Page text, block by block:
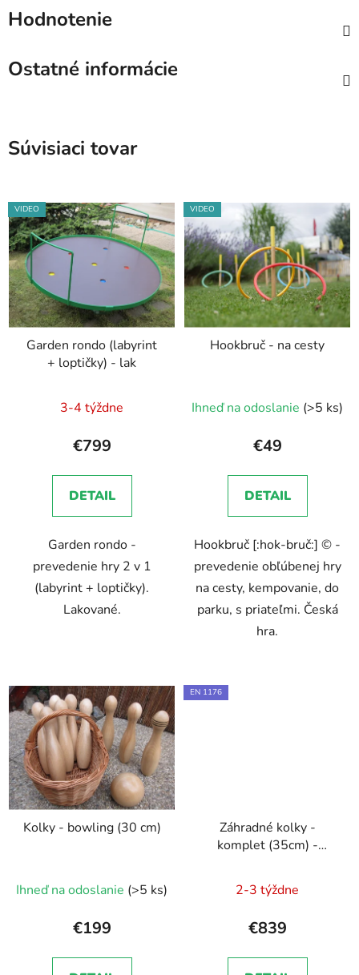
Hodnotenie
Ostatné informácie
Súvisiaci tovar
VIDEO
Garden rondo (labyrint
+ loptičky) - lak
3-4 týždne
€799
DETAIL
Garden rondo -
prevedenie hry 2 v 1
(labyrint + loptičky).
Lakované.
VIDEO
Hookbruč - na cesty
Ihneď na odoslanie (>5 ks)
€49
DETAIL
Hookbruč [:hok-bruč:] © -
prevedenie obľúbenej hry
na cesty, kempovanie, do
parku, s priateľmi. Česká
hra.
Kolky - bowling (30 cm)
Ihneď na odoslanie (>5 ks)
€199
EN 1176
Záhradné kolky -
komplet (35cm) -
hodnotenie
produktu
5,0
2-3 týždne
€839